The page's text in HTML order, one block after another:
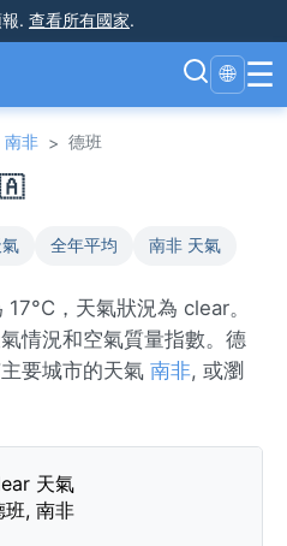
. 查看所有國家.
🌐 ☰
南非 > 德班
全年平均 南非 天氣
，天氣狀況為 clear。
情況和空氣質量指數。德
要城市的天氣 南非, 或瀏